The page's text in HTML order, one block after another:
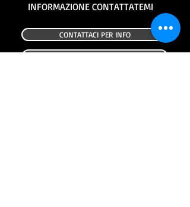
INFORMAZIONE CONTATTATEMI
CONTATTACI PER INFO